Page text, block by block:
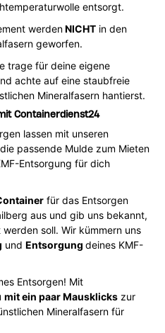
entsorgt.
werdenNICHT in den
geworfen.
trage für deine eigene
achte auf eine staubfreie
Mineralfasern hantierst.
Containerdienst24
lassen mit unseren
passende Mulde zum Mieten
Entsorgung für dich
für das Entsorgen
aus und gib uns bekannt,
soll. Wir kümmern uns
undEntsorgungdeines KMF-
Entsorgen! Mit
mit ein paar Mausklicks zur
Mineralfasern für